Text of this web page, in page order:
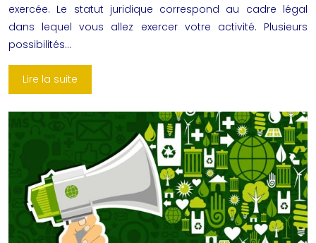
exercée. Le statut juridique correspond au cadre légal
dans lequel vous allez exercer votre activité. Plusieurs
possibilités…
Lire la suite